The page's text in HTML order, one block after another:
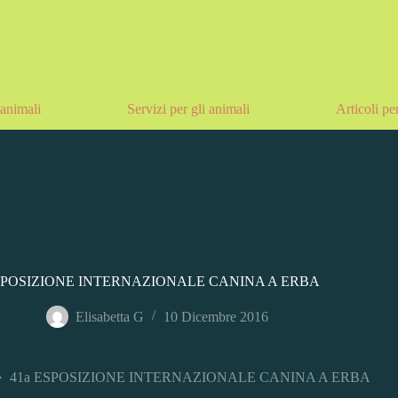
Servizi per gli animali Articoli
INTERNAZIONALE CANINA A ERBA
Elisabetta G 10 Dicembre 2016
41a ESPOSIZIONE INTERNAZIONALE CANINA A ERBA